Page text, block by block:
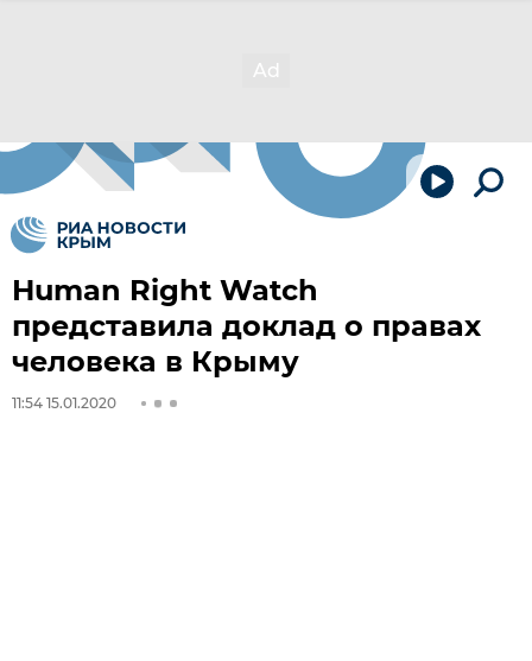
Human Right Watch
представила доклад о правах
человека в Крыму
11:54 15.01.2020